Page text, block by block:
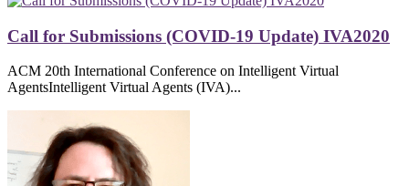
Call for Submissions (COVID-19 Update) IVA2020
ACM 20th International Conference on Intelligent Virtual
AgentsIntelligent Virtual Agents (IVA)...